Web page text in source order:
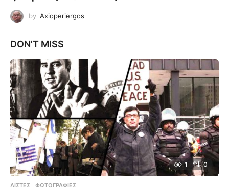
by Axioperiergos
DON'T MISS
1 0
ΛΊΣΤΕΣ ,ΦΩΤΟΓΡΑΦΊΕΣ